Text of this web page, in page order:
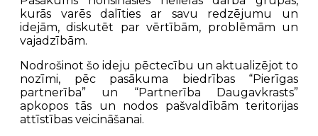
kurās varēs dalīties ar savu redzējumu un
idejām, diskutēt par vērtībām, problēmām un
vajadzībām.
Nodrošinot šo ideju pēctecību un aktualizējot to
nozīmi, pēc pasākuma biedrības “Pierīgas
partnerība” un “Partnerība Daugavkrasts”
apkopos tās un nodos pašvaldībām teritorijas
attīstības veicināšanai.